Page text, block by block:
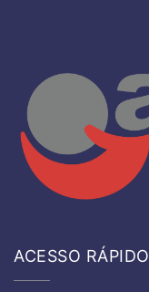
ACESSO RÁPIDO